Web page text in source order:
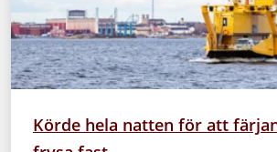
Körde hela natten för att